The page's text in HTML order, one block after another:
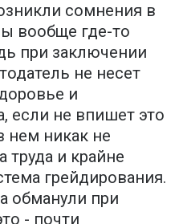
сомнения в
вообще где-то
при заключении
не несет
и
если не впишет это
нем никак не
труда и крайне
грейдирования.
обманули при
- почти